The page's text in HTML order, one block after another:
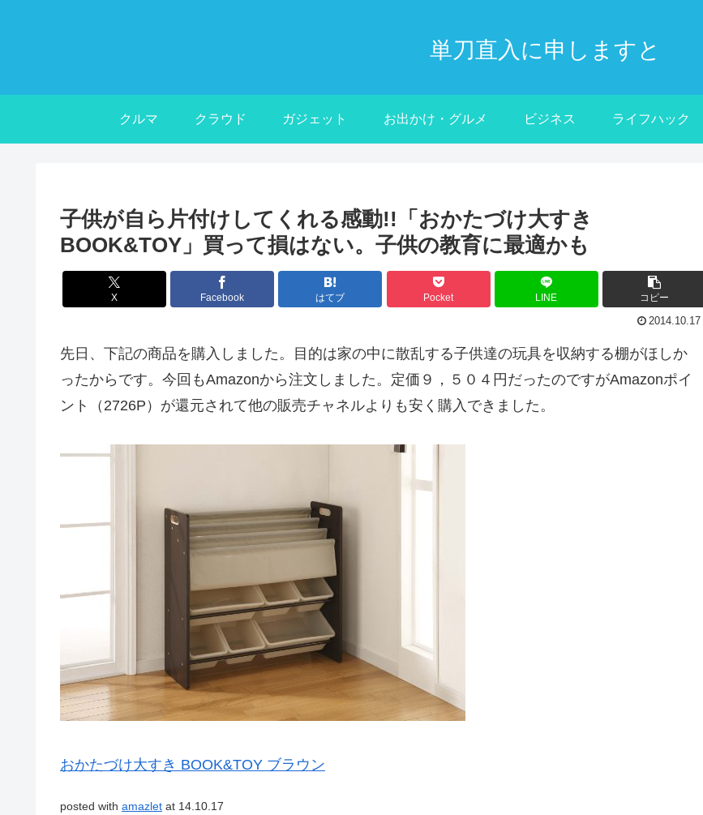
単刀直入に申しますと
クルマ クラウド ガジェット お出かけ・グルメ ビジネス ライフハック
子供が自ら片付けしてくれる感動!!「おかたづけ大すき
BOOK&TOY」買って損はない。子供の教育に最適かも
X Facebook はてブ Pocket LINE コピー
2014.10.17
先日、下記の商品を購入しました。目的は家の中に散乱する子供達の玩具を収納する棚がほしか
ったからです。今回もAmazonから注文しました。定価９，５０４円だったのですがAmazonポイ
ント（2726P）が還元されて他の販売チャネルよりも安く購入できました。
おかたづけ大すき BOOK&TOY ブラウン
posted with amazlet at 14.10.17